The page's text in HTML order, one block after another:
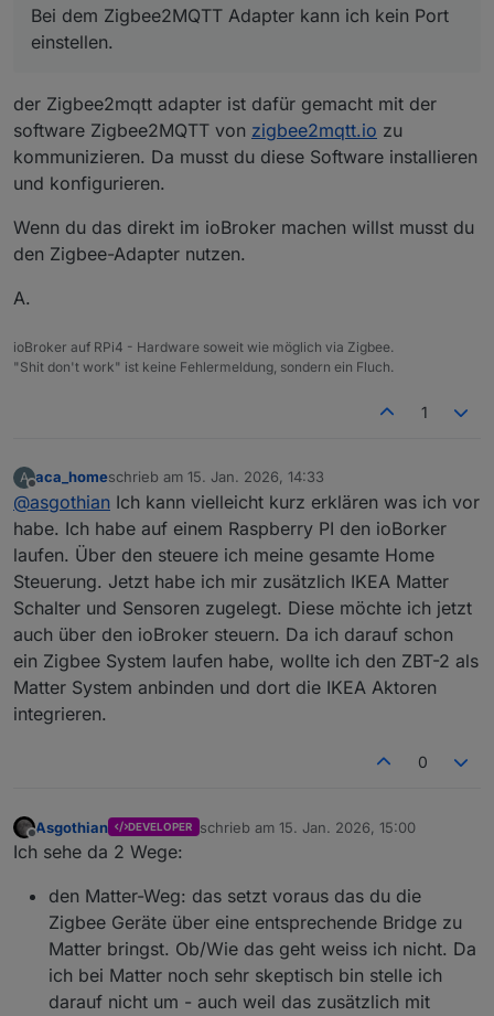
Bei dem Zigbee2MQTT Adapter kann ich kein Port
einstellen.
der Zigbee2mqtt adapter ist dafür gemacht mit der
software Zigbee2MQTT von zigbee2mqtt.io zu
kommunizieren. Da musst du diese Software installieren
und konfigurieren.
Wenn du das direkt im ioBroker machen willst musst du
den Zigbee-Adapter nutzen.
A.
ioBroker auf RPi4 - Hardware soweit wie möglich via Zigbee.
"Shit don't work" ist keine Fehlermeldung, sondern ein Fluch.
1
A
Offline
aca_homeschrieb am 15. Jan. 2026, 14:33
zuletzt editiert von
@asgothian Ich kann vielleicht kurz erklären was ich vor
habe. Ich habe auf einem Raspberry PI den ioBorker
laufen. Über den steuere ich meine gesamte Home
Steuerung. Jetzt habe ich mir zusätzlich IKEA Matter
Schalter und Sensoren zugelegt. Diese möchte ich jetzt
auch über den ioBroker steuern. Da ich darauf schon
ein Zigbee System laufen habe, wollte ich den ZBT-2 als
Matter System anbinden und dort die IKEA Aktoren
integrieren.
0
Offline
Asgothian DEVELOPER schrieb am 15. Jan. 2026, 15:00
zuletzt editiert von
Ich sehe da 2 Wege:
den Matter-Weg: das setzt voraus das du die
Zigbee Geräte über eine entsprechende Bridge zu
Matter bringst. Ob/Wie das geht weiss ich nicht. Da
ich bei Matter noch sehr skeptisch bin stelle ich
darauf nicht um - auch weil das zusätzlich mit